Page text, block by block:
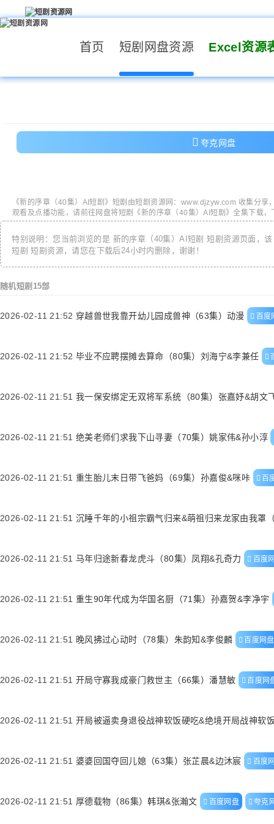
首页 短剧网盘资源 Excel资源
夸克网盘
《新的序章（40集）AI短剧 》短剧由短剧资源网 ： www.djzyw.com 收集分享
观看及点播功能，请前往网盘将短剧《新的序章（40集）AI短剧 》全集下载，
特别说明：您当前浏览的是 新的序章（40集）AI短剧 短剧资源页面，
短剧 短剧资源，请您在下载后24小时内删除，谢谢！
随机短剧15部
2026-02-11 21:52 穿越兽世我靠开幼儿园成兽神（63集）动漫 百度
2026-02-11 21:52 毕业不应聘摆摊去算命（80集）刘海宁&李兼任
2026-02-11 21:51 我一保安绑定无双将军系统（80集）张嘉妤&胡文
2026-02-11 21:51 绝美老师们求我下山寻妻（70集）姚家伟&孙小淳
2026-02-11 21:51 重生胎儿末日带飞爸妈（69集）孙嘉俊&咪咔 百
2026-02-11 21:51 沉睡千年的小祖宗霸气归来&萌祖归来龙家由我罩
2026-02-11 21:51 马年归途新春龙虎斗（80集）凤翔&孔奇力 百度
2026-02-11 21:51 重生90年代成为华国名厨（71集）孙嘉贺&李净宇
2026-02-11 21:51 晚风拂过心动时（78集）朱韵知&李俊麟 百度网盘
2026-02-11 21:51 开局守寡我成豪门救世主（66集）潘慧敏 百度网
2026-02-11 21:51 开局被逼卖身退役战神软饭硬吃&绝境开局战神软
2026-02-11 21:51 婆婆回国夺回儿媳（63集）张芷晨&边沐宸 百度
2026-02-11 21:51 厚德载物（86集）韩琪&张瀚文 百度网盘 夸克